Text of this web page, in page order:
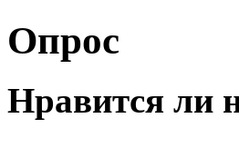
Опрос
Нравится ли